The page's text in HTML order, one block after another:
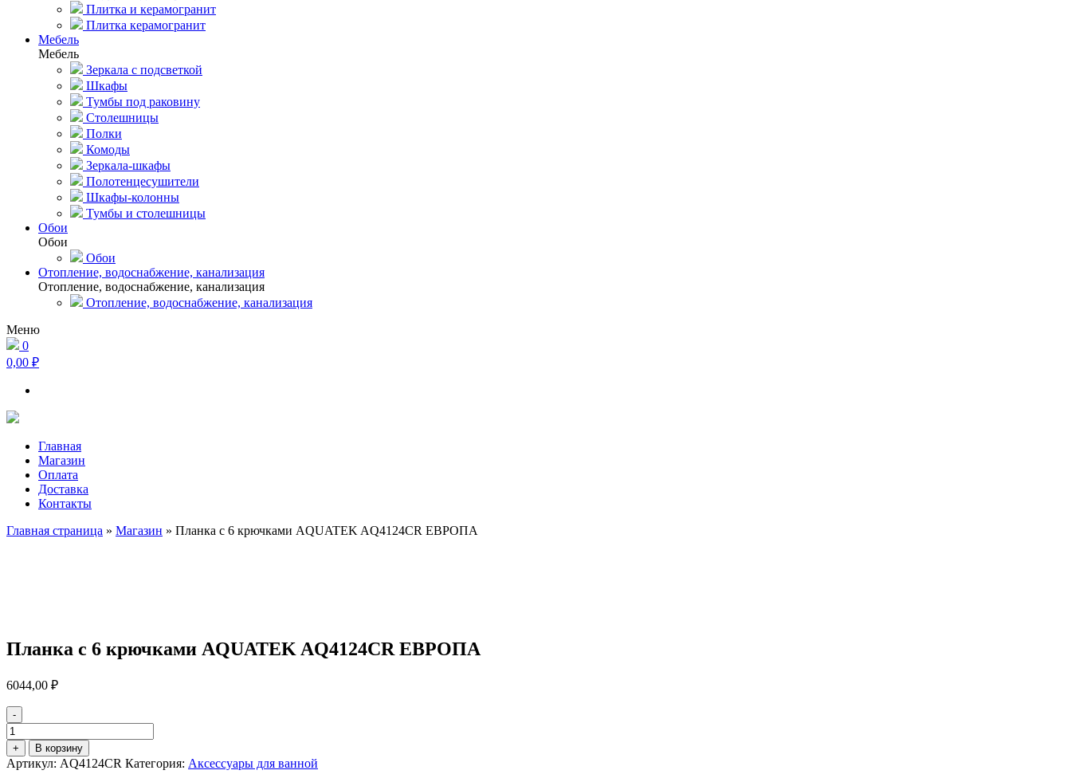
Плитка и керамогранит
Плитка керамогранит
Мебель
Мебель
Зеркала с подсветкой
Шкафы
Тумбы под раковину
Столешницы
Полки
Комоды
Зеркала-шкафы
Полотенцесушители
Шкафы-колонны
Тумбы и столешницы
Обои
Обои
Обои
Отопление, водоснабжение, канализация
Отопление, водоснабжение, канализация
Отопление, водоснабжение, канализация
Меню
0
0,00 ₽
Главная
Магазин
Оплата
Доставка
Контакты
Главная страница » Магазин » Планка с 6 крючками AQUATEK AQ4124CR ЕВРОПА
Планка с 6 крючками AQUATEK AQ4124CR ЕВРОПА
6044,00 ₽
-
Количество
товара
Планка
с
+ В корзину
Артикул: AQ4124CR Категория: Аксессуары для ванной